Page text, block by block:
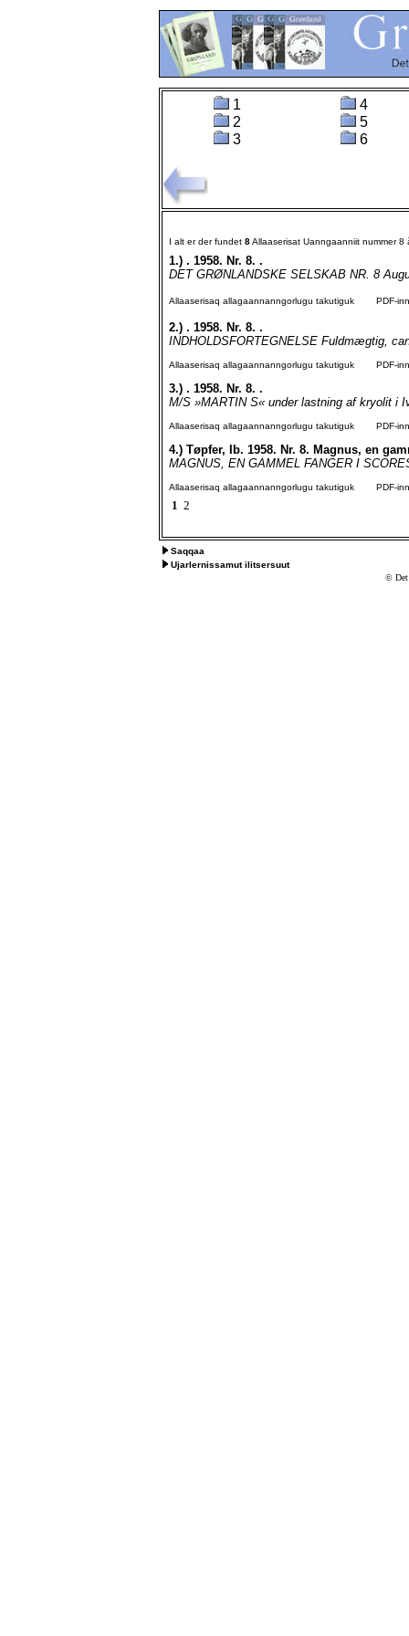
1
2
3
4
5
6
I alt er der fundet 8Allaaserisat Uanngaanniit nummer 8
1.) . 1958. Nr. 8. .
DET GRØNLANDSKE SELSKAB NR. 8
Allaaserisaq allagaannanngorlugu takutiguk PDF-
2.) . 1958. Nr. 8. .
INDHOLDSFORTEGNELSE Fuldmægtig,
Allaaserisaq allagaannanngorlugu takutiguk PDF-
3.) . 1958. Nr. 8. .
M/S »MARTIN S« under lastning af kryolit i
Allaaserisaq allagaannanngorlugu takutiguk PDF-
4.) Tøpfer, Ib. 1958. Nr. 8. Magnus, en
MAGNUS, EN GAMMEL FANGER I
Allaaserisaq allagaannanngorlugu takutiguk PDF-
1 2
Saqqaa
Ujarlernissamut ilitsersuut
© Det